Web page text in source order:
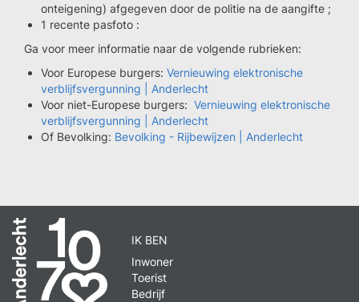
onteigening) afgegeven door de politie na de aangifte ;
1 recente pasfoto :
Ga voor meer informatie naar de volgende rubrieken:
Voor Europese burgers: Vernieuwing elektronische
verblijfsvergunning | Anderlecht
Voor niet-Europese burgers: Vernieuwing elektronische
verblijfsvergunning | Anderlecht
Of Bevolking: Bevolking - Rijbewijzen | Anderlecht
IK BEN
Inwoner
Toerist
Bedrijf